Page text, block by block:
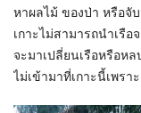
หาผลไม้ ของป่า หรือจั
เกาะไม่สามารถนำเรื
จะมาเปลี่ยนเรือหรือห
ไม่เข้ามาที่เกาะนี้เพรา